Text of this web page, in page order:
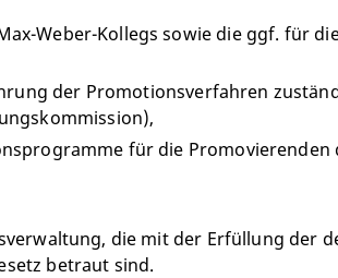
Weber-Kollegs sowie die ggf. für
der Promotionsverfahren
für die Promovierenden
die mit der Erfüllung der
betraut sind.